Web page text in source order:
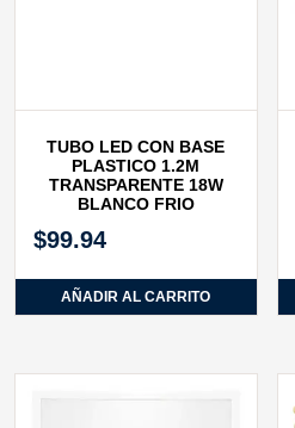
TUBO LED CON BASE
PLASTICO 1.2M
TRANSPARENTE 18W
BLANCO FRIO
$99.94
AÑADIR AL CARRITO